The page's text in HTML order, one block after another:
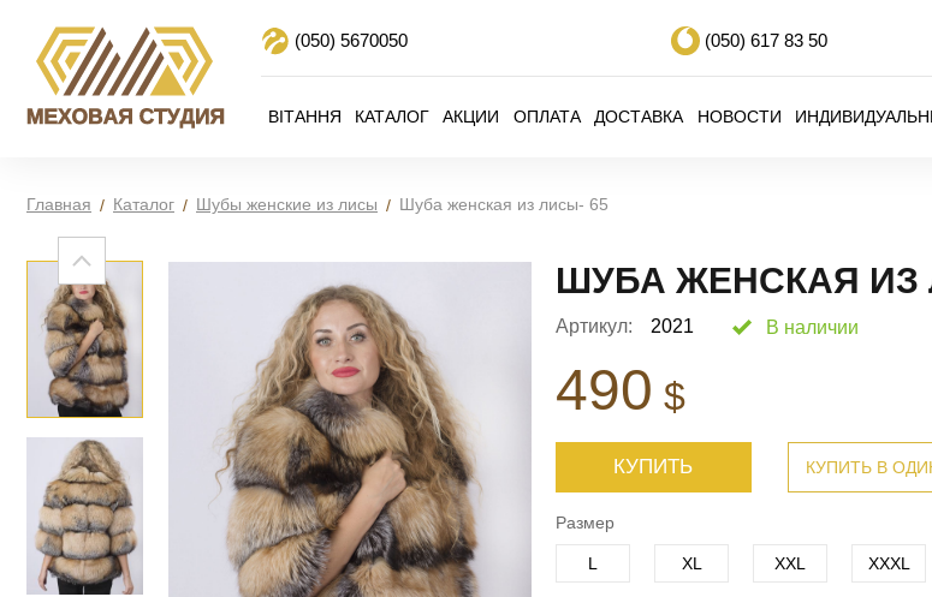
(050) 5670050 (050) 617 83 50
ВІТАННЯ КАТАЛОГ АКЦИИ ОПЛАТА ДОСТАВКА НОВОСТИ
Главная Каталог Шубы женские из лисы Шуба женская из лисы- 65
ШУБА ЖЕНСКАЯ ИЗ
Артикул: 2021 В наличии
490 $
КУПИТЬ КУПИТЬ В
Размер
L XL XXL XXXL